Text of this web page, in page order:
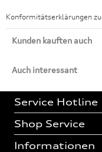
Konformitätserklärungen
Kunden kauften auch
Auch interessant
Service Hotline
Shop Service
Informationen